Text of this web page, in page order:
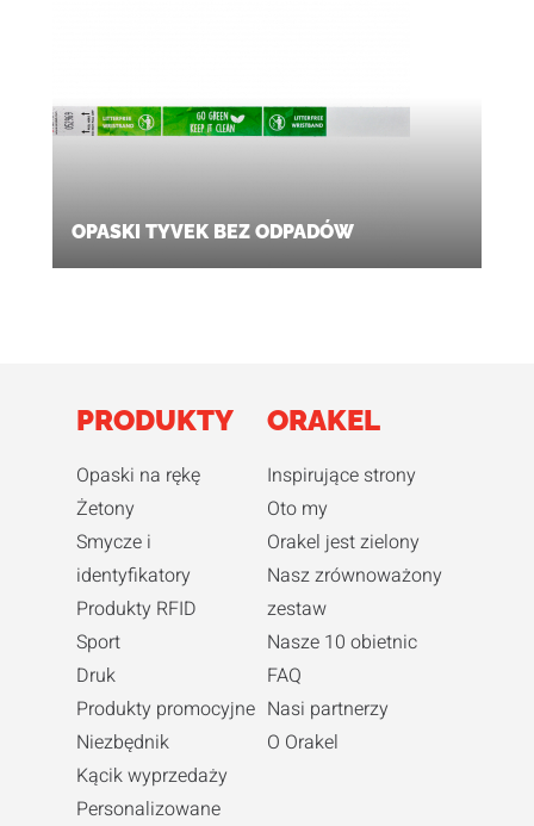
OPASKI TYVEK BEZ ODPADÓW
PRODUKTY
Opaski na rękę
Żetony
Smycze i
identyfikatory
Produkty RFID
Sport
Druk
Produkty promocyjne
Niezbędnik
Kącik wyprzedaży
Personalizowane
ORAKEL
Inspirujące strony
Oto my
Orakel jest zielony
Nasz zrównoważony
zestaw
Nasze 10 obietnic
FAQ
Nasi partnerzy
O Orakel